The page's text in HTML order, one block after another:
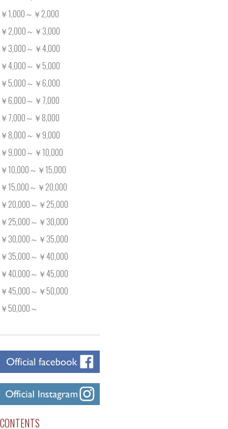
￥1,000～￥2,000
￥2,000～￥3,000
￥3,000～￥4,000
￥4,000～￥5,000
￥5,000～￥6,000
￥6,000～￥7,000
￥7,000～￥8,000
￥8,000～￥9,000
￥9,000～￥10,000
￥10,000～￥15,000
￥15,000～￥20,000
￥20,000～￥25,000
￥25,000～￥30,000
￥30,000～￥35,000
￥35,000～￥40,000
￥40,000～￥45,000
￥45,000～￥50,000
￥50,000～
CONTENTS